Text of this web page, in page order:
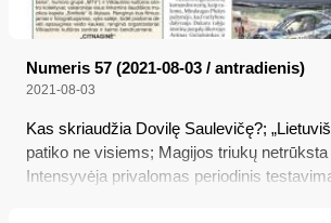
Numeris 57 (2021-08-03 / antradienis)
2021-08-03
Kas skriaudžia Dovilę Saulevičę?;
patiko ne visiems; Magijos triukų netrūksta
Intensyvėja privalomas periodinis